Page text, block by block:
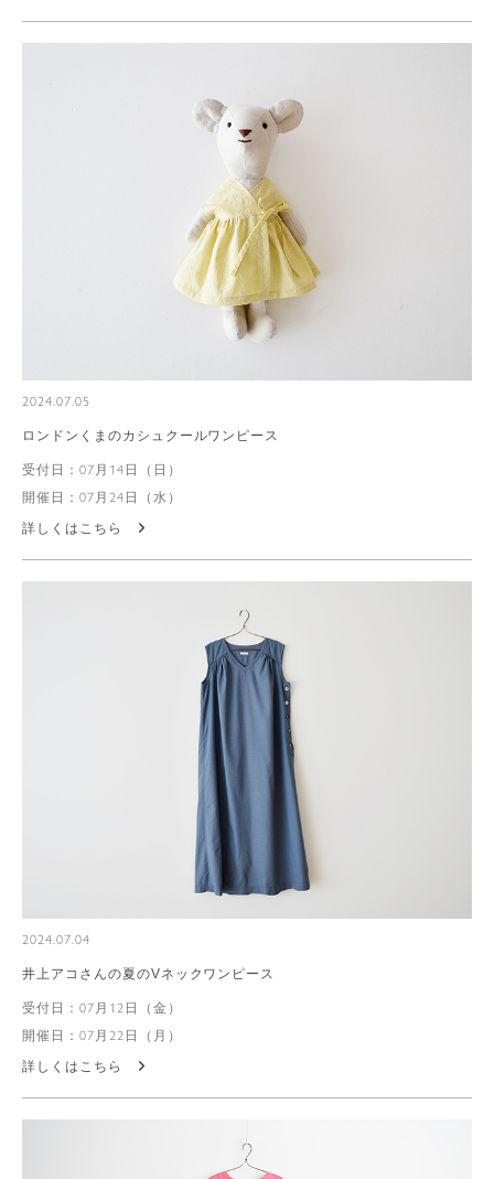
2024.07.05
ロンドンくまのカシュクールワンピース
受付日：07月14日（日）
開催日：07月24日（水）
詳しくはこちら
2024.07.04
井上アコさんの夏のVネックワンピース
受付日：07月12日（金）
開催日：07月22日（月）
詳しくはこちら